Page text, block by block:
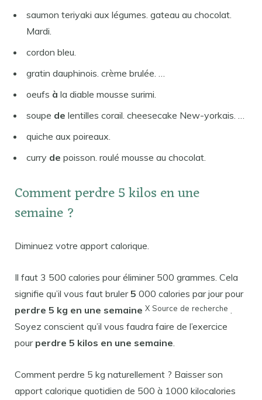
saumon teriyaki aux légumes. gateau au chocolat.
Mardi.
cordon bleu.
gratin dauphinois. crème brulée. …
oeufs à la diable mousse surimi.
soupe de lentilles corail. cheesecake New-yorkais. …
quiche aux poireaux.
curry de poisson. roulé mousse au chocolat.
Comment perdre 5 kilos en une
semaine ?
Diminuez votre apport calorique.
Il faut 3 500 calories pour éliminer 500 grammes. Cela
signifie qu’il vous faut bruler5 000 calories par jour pour
perdre 5 kg en une semaine X Source de recherche
Soyez conscient qu’il vous faudra faire de l’exercice
pour perdre 5 kilos en une semaine
Comment perdre 5 kg naturellement ? Baisser son
apport calorique quotidien de 500 à 1000 kilocalories